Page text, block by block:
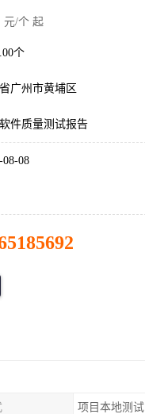
元/个 起
个
广州市黄埔区
件质量测试报告
08-08
项目本地测试